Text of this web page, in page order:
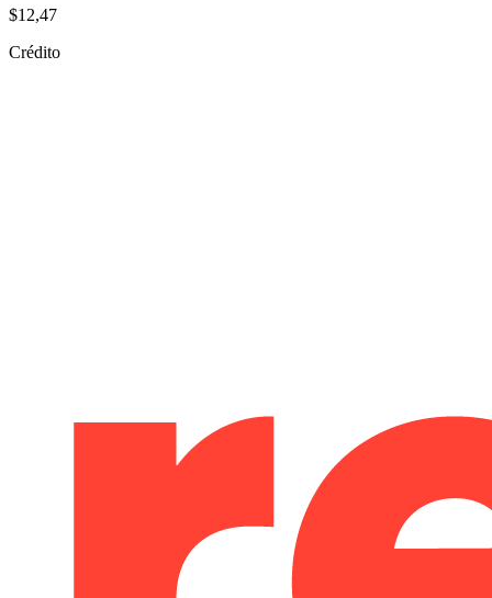
$12,47
Crédito